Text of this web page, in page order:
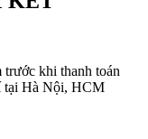
trước khi thanh toán
tại Hà Nội, HCM